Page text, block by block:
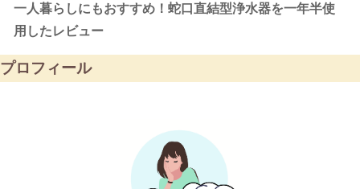
一人暮らしにもおすすめ！蛇口直結型浄水器を一年半使
用したレビュー
プロフィール